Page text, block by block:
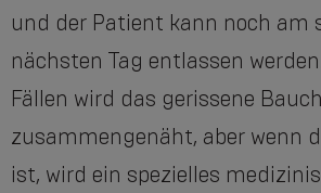
und der Patient kann noch am
nächsten Tag entlassen
Fällen wird das gerissene
zusammengenäht, aber wenn
ist, wird ein spezielles